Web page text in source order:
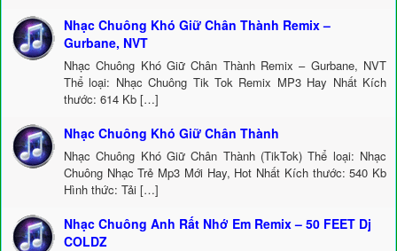
Nhạc Chuông Khó Giữ Chân Thành Remix –
Gurbane, NVT
Nhạc Chuông Khó Giữ Chân Thành Remix – Gurbane, NVT
Thể loại: Nhạc Chuông Tik Tok Remix MP3 Hay Nhất Kích
thước: 614 Kb […]
Nhạc Chuông Khó Giữ Chân Thành
Nhạc Chuông Khó Giữ Chân Thành (TikTok) Thể loại: Nhạc
Chuông Nhạc Trẻ Mp3 Mới Hay, Hot Nhất Kích thước: 540 Kb
Hình thức: Tải […]
Nhạc Chuông Anh Rất Nhớ Em Remix – 50 FEET Dj
COLDZ